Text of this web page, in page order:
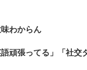
わからん
頑張ってる」「社交